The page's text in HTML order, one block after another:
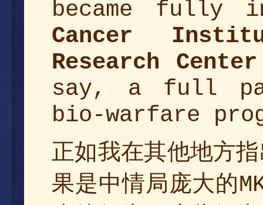
became fully
Cancer
Research
say, a full
bio-warfare
正如我在其他地方
果是中情局庞大的